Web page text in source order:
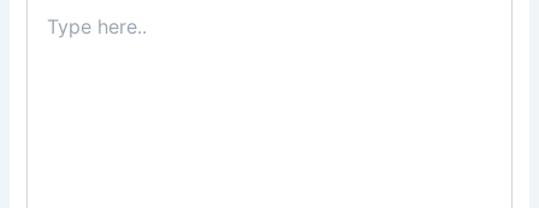
here..